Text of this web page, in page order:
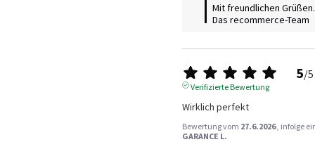
Mit freundlichen Grüßen.
Das recommerce-Team
5/5
Verifizierte Bewertung
Wirklich perfekt
Bewertung vom 27.6.2026 , infolge
GARANCE L.